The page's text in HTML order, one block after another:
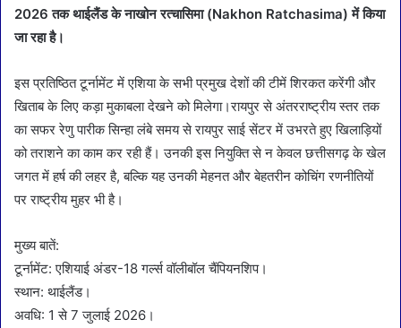
2026 तक थाईलैंड के नाखोन रत्चासिमा (Nakhon Ratchasima) में किया
जा रहा है।
इस प्रतिष्ठित टूर्नामेंट में एशिया के सभी प्रमुख देशों की टीमें शिरकत करेंगी और
खिताब के लिए कड़ा मुकाबला देखने को मिलेगा।रायपुर से अंतरराष्ट्रीय स्तर तक
का सफर रेणु पारीक सिन्हा लंबे समय से रायपुर साई सेंटर में उभरते हुए खिलाड़ियों
को तराशने का काम कर रही हैं। उनकी इस नियुक्ति से न केवल छत्तीसगढ़ के खेल
जगत में हर्ष की लहर है, बल्कि यह उनकी मेहनत और बेहतरीन कोचिंग रणनीतियों
पर राष्ट्रीय मुहर भी है।
मुख्य बातें:
टूर्नामेंट: एशियाई अंडर-18 गर्ल्स वॉलीबॉल चैंपियनशिप।
स्थान: थाईलैंड।
अवधि: 1 से 7 जुलाई 2026।